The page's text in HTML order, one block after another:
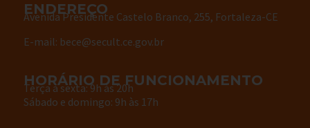
ENDEREÇO
Avenida Presidente Castelo Branco, 255, Fortaleza-CE
E-mail: bece@secult.ce.gov.br
HORÁRIO DE FUNCIONAMENTO
Terça à sexta: 9h às 20h
Sábado e domingo: 9h às 17h